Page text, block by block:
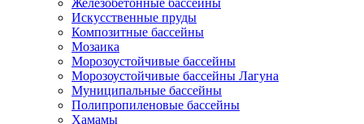
Железобетонные бассейны
Искусственные пруды
Композитные бассейны
Мозаика
Морозоустойчивые бассейны
Морозоустойчивые бассейны Лагуна
Муниципальные бассейны
Полипропиленовые бассейны
Хамамы